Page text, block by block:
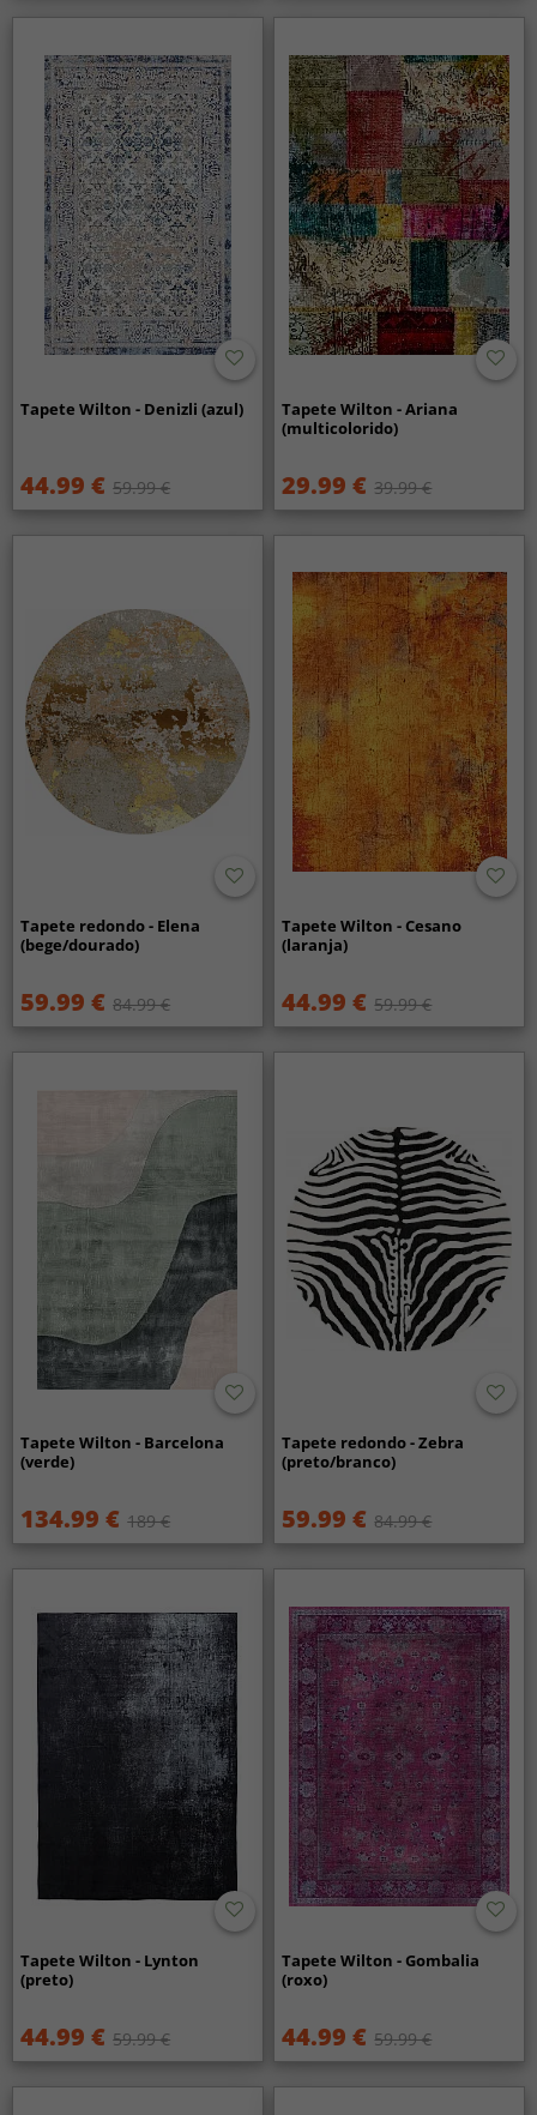
Tapete Wilton - Denizli (azul)
44.99 € 59.99 €
Tapete Wilton - Ariana
(multicolorido)
29.99 € 39.99 €
Tapete redondo - Elena
(bege/dourado)
59.99 € 84.99 €
Tapete Wilton - Cesano
(laranja)
44.99 € 59.99 €
Tapete Wilton - Barcelona
(verde)
134.99 € 189 €
Tapete redondo - Zebra
(preto/branco)
59.99 € 84.99 €
Tapete Wilton - Lynton
(preto)
44.99 € 59.99 €
Tapete Wilton - Gombalia
(roxo)
44.99 € 59.99 €